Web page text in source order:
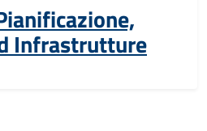
Infrastrutture